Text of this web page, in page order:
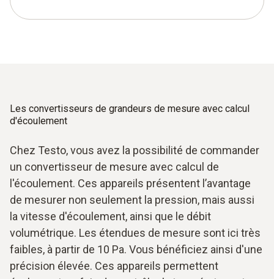
Les convertisseurs de grandeurs de mesure avec calcul
d'écoulement
Chez Testo, vous avez la possibilité de commander
un convertisseur de mesure avec calcul de
l'écoulement. Ces appareils présentent l’avantage
de mesurer non seulement la pression, mais aussi
la vitesse d'écoulement, ainsi que le débit
volumétrique. Les étendues de mesure sont ici très
faibles, à partir de 10 Pa. Vous bénéficiez ainsi d'une
précision élevée. Ces appareils permettent